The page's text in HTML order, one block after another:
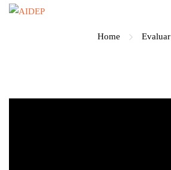
Home Evaluar